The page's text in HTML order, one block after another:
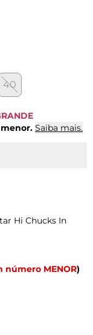
40
Saiba mais.
Hi Chucks In
número MENOR)